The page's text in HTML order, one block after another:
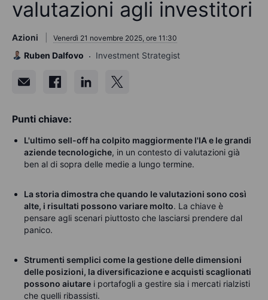
valutazioni agli investitori
Azioni Venerdì 21 novembre 2025, ore 11:30
Ruben Dalfovo Investment Strategist
Punti chiave:
L'ultimo sell-off ha colpito maggiormente l'IA e le grandi
aziende tecnologiche, in un contesto di valutazioni già
ben al di sopra delle medie a lungo termine.
La storia dimostra che quando le valutazioni sono così
alte, i risultati possono variare molto. La chiave è
pensare agli scenari piuttosto che lasciarsi prendere dal
panico.
Strumenti semplici come la gestione delle dimensioni
delle posizioni, la diversificazione e acquisti scaglionati
possono aiutare i portafogli a gestire sia i mercati rialzisti
che quelli ribassisti.